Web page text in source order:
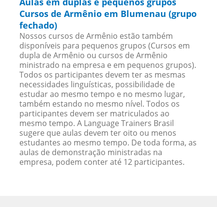
Cursos de Armênio em Blumenau (grupo
fechado)
Nossos cursos de Armênio estão também
disponíveis para pequenos grupos (Cursos em
dupla de Armênio ou cursos de Armênio
ministrado na empresa e em pequenos grupos).
Todos os participantes devem ter as mesmas
necessidades linguísticas, possibilidade de
estudar ao mesmo tempo e no mesmo lugar,
também estando no mesmo nível. Todos os
participantes devem ser matriculados ao
mesmo tempo. A Language Trainers Brasil
sugere que aulas devem ter oito ou menos
estudantes ao mesmo tempo. De toda forma, as
aulas de demonstração ministradas na
empresa, podem conter até 12 participantes.